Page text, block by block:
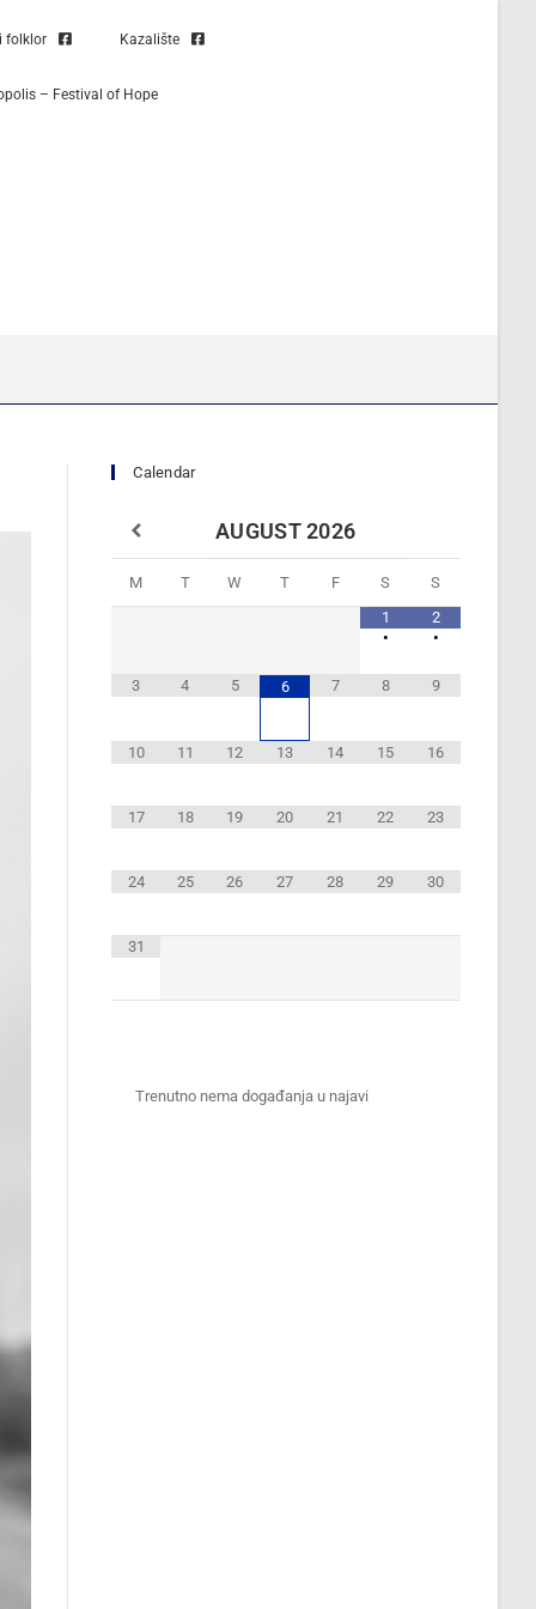
folklor Kazalište
– Festival of Hope
Calendar
AUGUST 2026
M T W T F S
S
1
•
2
•
3 4 5 6 7 8 9
10 11 12 13 14 15 16
17 18 19 20 21 22 23
24 25 26 27 28 29 30
31
Trenutno nema događanja u najavi